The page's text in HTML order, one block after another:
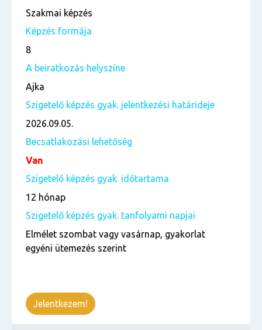
Szakmai képzés
Képzés formája
8
A beiratkozás helyszíne
Ajka
Szigetelő képzés gyak. jelentkezési határideje
2026.09.05.
Becsatlakozási lehetőség
Van
Szigetelő képzés gyak. időtartama
12 hónap
Szigetelő képzés gyak. tanfolyami napjai
Elmélet szombat vagy vasárnap, gyakorlat
egyéni ütemezés szerint
Jelentkezem!